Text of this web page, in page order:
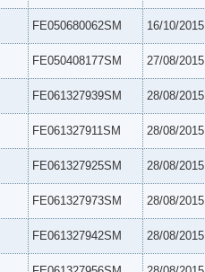
FE050680062SM 16/10/2015
FE050408177SM 27/08/2015
FE061327939SM 28/08/2015
FE061327911SM 28/08/2015
FE061327925SM 28/08/2015
FE061327973SM 28/08/2015
FE061327942SM 28/08/2015